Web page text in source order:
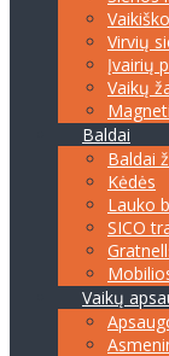
Virvių
Įvairių
Vaikų
Baldai
Baldai
Kėdės
Lauko
SICO
Vaikų